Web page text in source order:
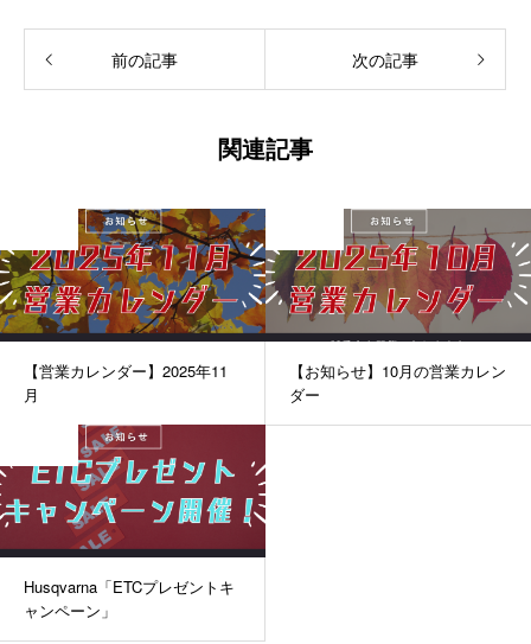
前の記事 次の記事
関連記事
【営業カレンダー】2025年11
月
【お知らせ】10月の営業カレン
ダー
Husqvarna「ETCプレゼントキ
ャンペーン」